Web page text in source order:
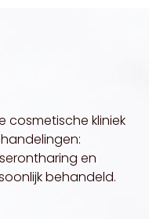
cosmetische kliniek
en
behandeld.